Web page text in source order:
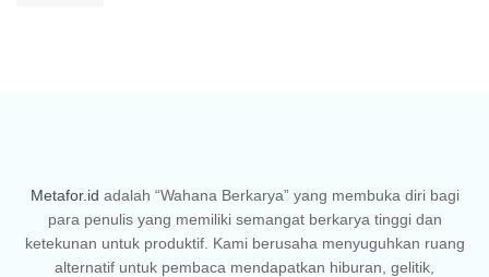
Metafor.id adalah “Wahana Berkarya” yang membuka diri bagi
para penulis yang memiliki semangat berkarya tinggi dan
ketekunan untuk produktif. Kami berusaha menyuguhkan ruang
alternatif untuk pembaca mendapatkan hiburan, gelitik,